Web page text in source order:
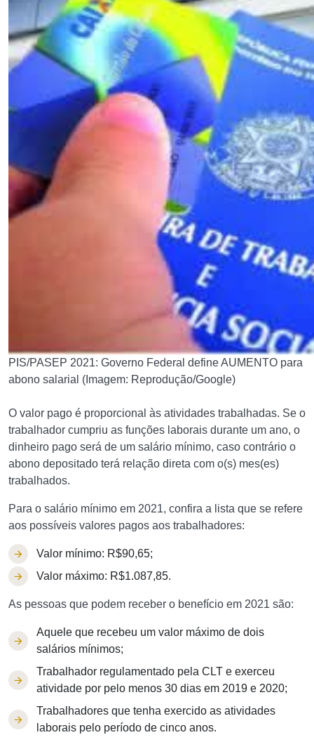
PIS/PASEP 2021: Governo Federal define AUMENTO para
abono salarial (Imagem: Reprodução/Google)
O valor pago é proporcional às atividades trabalhadas. Se o
trabalhador cumpriu as funções laborais durante um ano, o
dinheiro pago será de um salário mínimo, caso contrário o
abono depositado terá relação direta com o(s) mes(es)
trabalhados.
Para o salário mínimo em 2021, confira a lista que se refere
aos possíveis valores pagos aos trabalhadores:
Valor mínimo: R$90,65;
Valor máximo: R$1.087,85.
As pessoas que podem receber o benefício em 2021 são:
Aquele que recebeu um valor máximo de dois
salários mínimos;
Trabalhador regulamentado pela CLT e exerceu
atividade por pelo menos 30 dias em 2019 e 2020;
Trabalhadores que tenha exercido as atividades
laborais pelo período de cinco anos.